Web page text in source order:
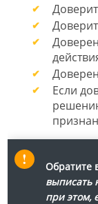
Если
Обратите
выписать
при этом,